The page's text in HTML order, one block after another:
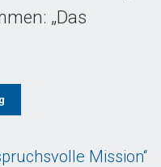
„Das
Mission“